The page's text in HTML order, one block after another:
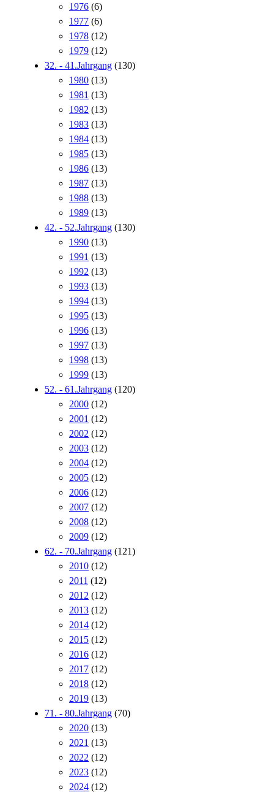
1976 (6)
1977 (6)
1978 (12)
1979 (12)
32. - 41.Jahrgang (130)
1980 (13)
1981 (13)
1982 (13)
1983 (13)
1984 (13)
1985 (13)
1986 (13)
1987 (13)
1988 (13)
1989 (13)
42. - 52.Jahrgang (130)
1990 (13)
1991 (13)
1992 (13)
1993 (13)
1994 (13)
1995 (13)
1996 (13)
1997 (13)
1998 (13)
1999 (13)
52. - 61.Jahrgang (120)
2000 (12)
2001 (12)
2002 (12)
2003 (12)
2004 (12)
2005 (12)
2006 (12)
2007 (12)
2008 (12)
2009 (12)
62. - 70.Jahrgang (121)
2010 (12)
2011 (12)
2012 (12)
2013 (12)
2014 (12)
2015 (12)
2016 (12)
2017 (12)
2018 (12)
2019 (13)
71. - 80.Jahrgang (70)
2020 (13)
2021 (13)
2022 (12)
2023 (12)
2024 (12)